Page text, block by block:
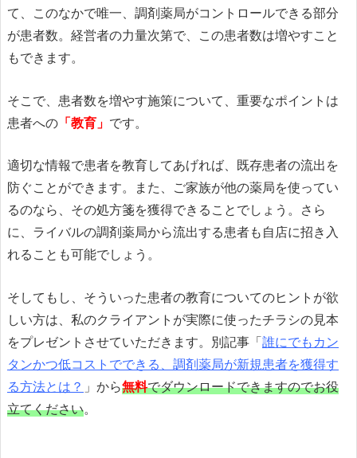
て、このなかで唯一、調剤薬局がコントロールできる部分
が患者数。経営者の力量次第で、この患者数は増やすこと
もできます。
そこで、患者数を増やす施策について、重要なポイントは
患者への 「教育」 です。
適切な情報で患者を教育してあげれば、既存患者の流出を
防ぐことができます。また、ご家族が他の薬局を使ってい
るのなら、その処方箋を獲得できることでしょう。さら
に、ライバルの調剤薬局から流出する患者も自店に招き入
れることも可能でしょう。
そしてもし、そういった患者の教育についてのヒントが欲
しい方は、私のクライアントが実際に使ったチラシの見本
をプレゼントさせていただきます。別記事「誰にでもカン
タンかつ低コストでできる、調剤薬局が新規患者を獲得す
る方法とは？ 」から無料でダウンロードできますのでお役
立てください。